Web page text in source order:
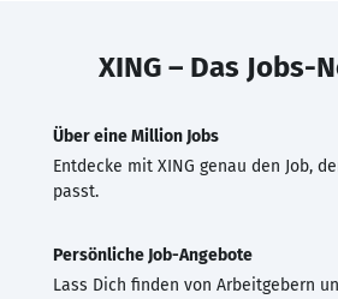
XING – Das Jobs-
Über eine Million Jobs
Entdecke mit XING genau den Job,
passt.
Persönliche Job-Angebote
Lass Dich finden von Arbeitgebern